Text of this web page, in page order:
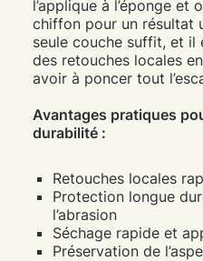
l’applique à l’éponge et
chiffon pour un résultat
seule couche suffit, et il
des retouches locales
avoir à poncer tout
Avantages pratiques
durabilité :
Retouches locales
Protection longue
l’abrasion
Séchage rapide et
Préservation de